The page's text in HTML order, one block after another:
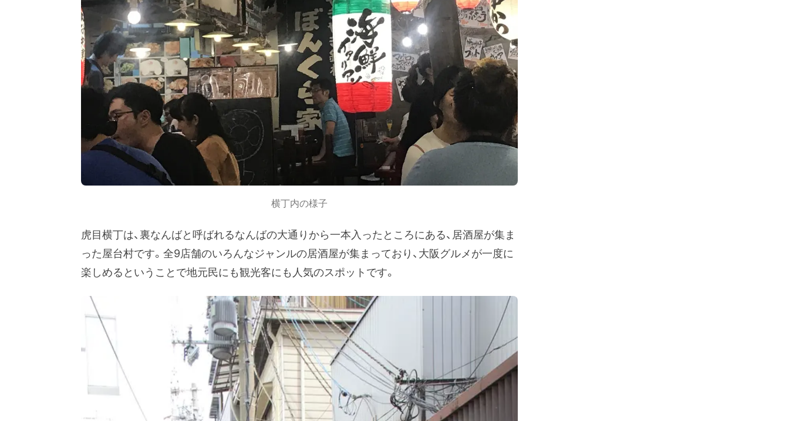
横丁内の様子
虎目横丁は、裏なんばと呼ばれるなんばの大通りから一本入ったところにある、居酒屋が集ま
った屋台村です。全9店舗のいろんなジャンルの居酒屋が集まっており、大阪グルメが一度に
楽しめるということで地元民にも観光客にも人気のスポットです。